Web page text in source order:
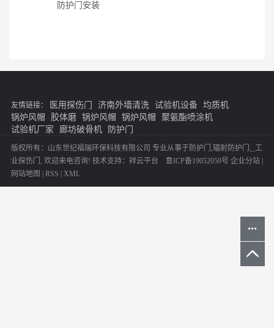
防护门安装
友情链接： 医用探伤门 济南外墙清洗 试验机设备
均质机
锅炉风帽
胶体磨 锅炉风帽 锅炉风帽
聚氨酯喷涂机
试验机厂家
廊坊破骨机 防护门
版权所有：山东世纪福瑞环保科技有限公司 专业从事于防护门 ,辐射防护门 , _工
业探伤门 , 欢迎来电咨询! 技术支持： 祥云平台 鲁ICP备19052059号 企业分站|
网站地图 | RSS | XML